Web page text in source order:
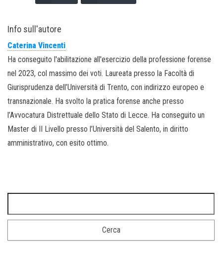
Info sull'autore
Caterina Vincenti
Ha conseguito l'abilitazione all'esercizio della professione forense
nel 2023, col massimo dei voti. Laureata presso la Facoltà di
Giurisprudenza dell’Università di Trento, con indirizzo europeo e
transnazionale. Ha svolto la pratica forense anche presso
l’Avvocatura Distrettuale dello Stato di Lecce. Ha conseguito un
Master di II Livello presso l’Università del Salento, in diritto
amministrativo, con esito ottimo.